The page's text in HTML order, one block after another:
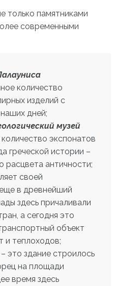
только памятниками
современными
количество
изделий с
дней;
музей
экспонатов
греческой истории –
расцвета античности;
своей
в древнейший
здесь причаливали
а сегодня это
объект
и теплоходов;
– это здание строилось
на площади
время здесь